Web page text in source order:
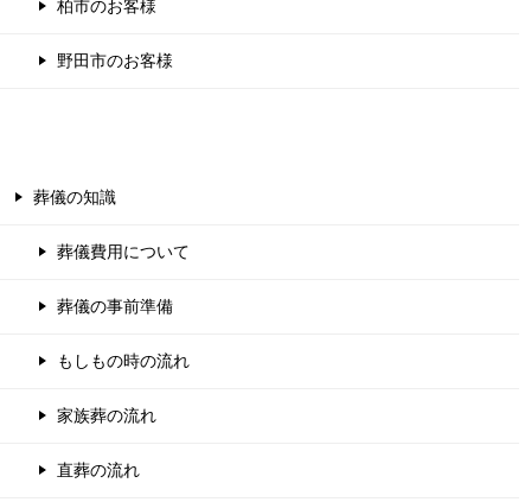
柏市のお客様
野田市のお客様
葬儀の知識
葬儀費用について
葬儀の事前準備
もしもの時の流れ
家族葬の流れ
直葬の流れ